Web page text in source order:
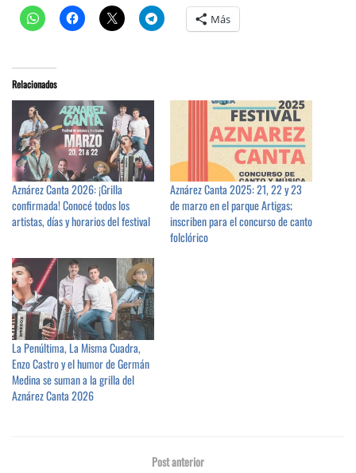
Más
Relacionados
Aznárez Canta 2026: ¡Grilla
confirmada! Conocé todos los
artistas, días y horarios del festival
Aznárez Canta 2025: 21, 22 y 23
de marzo en el parque Artigas;
inscriben para el concurso de canto
folclórico
La Penúltima, La Misma Cuadra,
Enzo Castro y el humor de Germán
Medina se suman a la grilla del
Aznárez Canta 2026
Post anterior